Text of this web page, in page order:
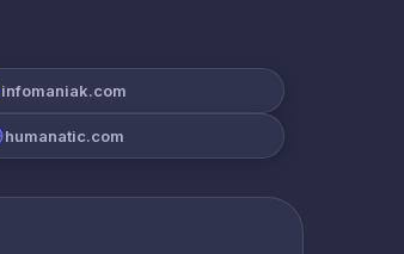
infomaniak.com
humanatic.com